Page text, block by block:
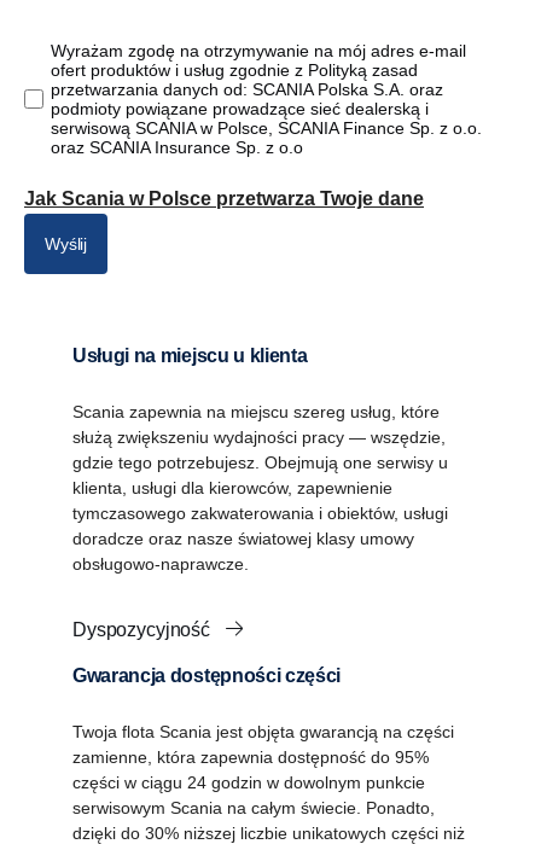
Wyrażam zgodę na otrzymywanie na mój adres e-mail
ofert produktów i usług zgodnie z Polityką zasad
przetwarzania danych od: SCANIA Polska S.A. oraz
podmioty powiązane prowadzące sieć dealerską i
serwisową SCANIA w Polsce, SCANIA Finance Sp. z o.o.
oraz SCANIA Insurance Sp. z o.o
Jak Scania w Polsce przetwarza Twoje dane
Wyślij
Usługi na miejscu u klienta
Scania zapewnia na miejscu szereg usług, które
służą zwiększeniu wydajności pracy — wszędzie,
gdzie tego potrzebujesz. Obejmują one serwisy u
klienta, usługi dla kierowców, zapewnienie
tymczasowego zakwaterowania i obiektów, usługi
doradcze oraz nasze światowej klasy umowy
obsługowo-naprawcze.
Dyspozycyjność
Gwarancja dostępności części
Twoja flota Scania jest objęta gwarancją na części
zamienne, która zapewnia dostępność do 95%
części w ciągu 24 godzin w dowolnym punkcie
serwisowym Scania na całym świecie. Ponadto,
dzięki do 30% niższej liczbie unikatowych części niż